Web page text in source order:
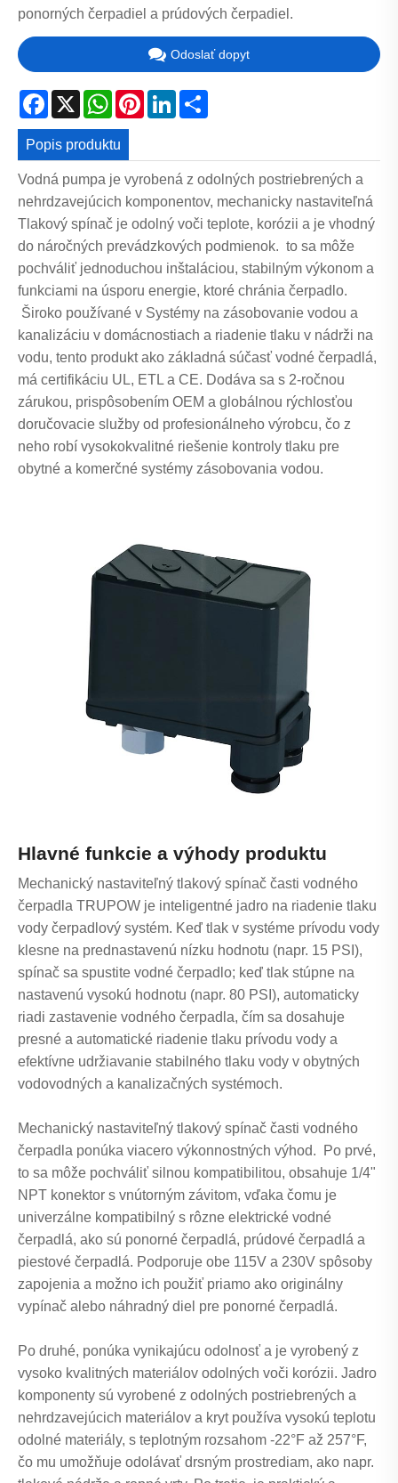
ponorných čerpadiel a prúdových čerpadiel.
Odoslať dopyt
Facebook
X WhatsApp
PinterestLinkedIn
Popis produktu
Vodná pumpa je vyrobená z odolných postriebrených a
nehrdzavejúcich komponentov, mechanicky nastaviteľná
Tlakový spínač je odolný voči teplote, korózii a je vhodný
do náročných prevádzkových podmienok. to sa môže
pochváliť jednoduchou inštaláciou, stabilným výkonom a
funkciami na úsporu energie, ktoré chránia čerpadlo.
Široko používané v Systémy na zásobovanie vodou a
kanalizáciu v domácnostiach a riadenie tlaku v nádrži na
vodu, tento produkt ako základná súčasť vodné čerpadlá,
má certifikáciu UL, ETL a CE. Dodáva sa s 2-ročnou
zárukou, prispôsobením OEM a globálnou rýchlosťou
doručovacie služby od profesionálneho výrobcu, čo z
neho robí vysokokvalitné riešenie kontroly tlaku pre
obytné a komerčné systémy zásobovania vodou.
Hlavné funkcie a výhody produktu
Mechanický nastaviteľný tlakový spínač časti vodného
čerpadla TRUPOW je inteligentné jadro na riadenie tlaku
vody čerpadlový systém. Keď tlak v systéme prívodu vody
klesne na prednastavenú nízku hodnotu (napr. 15 PSI),
spínač sa spustite vodné čerpadlo; keď tlak stúpne na
nastavenú vysokú hodnotu (napr. 80 PSI), automaticky
riadi zastavenie vodného čerpadla, čím sa dosahuje
presné a automatické riadenie tlaku prívodu vody a
efektívne udržiavanie stabilného tlaku vody v obytných
vodovodných a kanalizačných systémoch.
Mechanický nastaviteľný tlakový spínač časti vodného
čerpadla ponúka viacero výkonnostných výhod. Po prvé,
to sa môže pochváliť silnou kompatibilitou, obsahuje 1/4"
NPT konektor s vnútorným závitom, vďaka čomu je
univerzálne kompatibilný s rôzne elektrické vodné
čerpadlá, ako sú ponorné čerpadlá, prúdové čerpadlá a
piestové čerpadlá. Podporuje obe 115V a 230V spôsoby
zapojenia a možno ich použiť priamo ako originálny
vypínač alebo náhradný diel pre ponorné čerpadlá.
Po druhé, ponúka vynikajúcu odolnosť a je vyrobený z
vysoko kvalitných materiálov odolných voči korózii. Jadro
komponenty sú vyrobené z odolných postriebrených a
nehrdzavejúcich materiálov a kryt používa vysokú teplotu
odolné materiály, s teplotným rozsahom -22°F až 257°F,
čo mu umožňuje odolávať drsným prostrediam, ako napr.